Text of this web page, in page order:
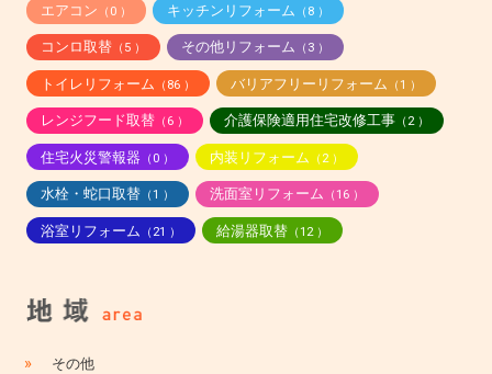
エアコン （0 ） キッチンリフォーム （8 ）
コンロ取替（5 ） その他リフォーム （3 ）
トイレリフォーム （86 ） バリアフリーリフォーム （1 ）
レンジフード取替（6 ） 介護保険適用住宅改修工事（2 ）
住宅火災警報器 （0 ） 内装リフォーム （2 ）
水栓・蛇口取替（1 ） 洗面室リフォーム （16 ）
浴室リフォーム （21 ） 給湯器取替（12 ）
» その他